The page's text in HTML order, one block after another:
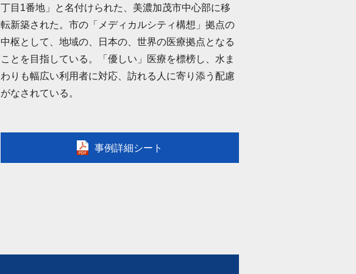
丁目1番地」と名付けられた、美濃加茂市中心部に移
転新築された。市の「メディカルシティ構想」拠点の
中枢として、地域の、日本の、世界の医療拠点となる
ことを目指している。「優しい」医療を標榜し、水ま
わりも幅広い利用者に対応、訪れる人に寄り添う配慮
がなされている。
事例詳細シート